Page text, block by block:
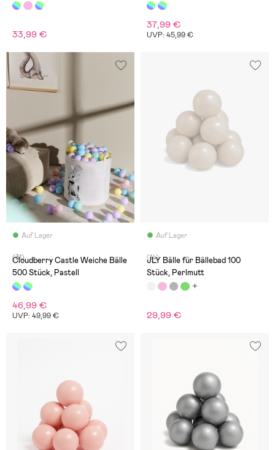
33,99 €
37,99 €
UVP: 45,99 €
Auf Lager
(31)
Cloudberry Castle Weiche Bälle
500 Stück, Pastell
46,99 €
UVP: 49,99 €
Auf Lager
(14)
JLY Bälle für Bällebad 100
Stück, Perlmutt
29,99 €